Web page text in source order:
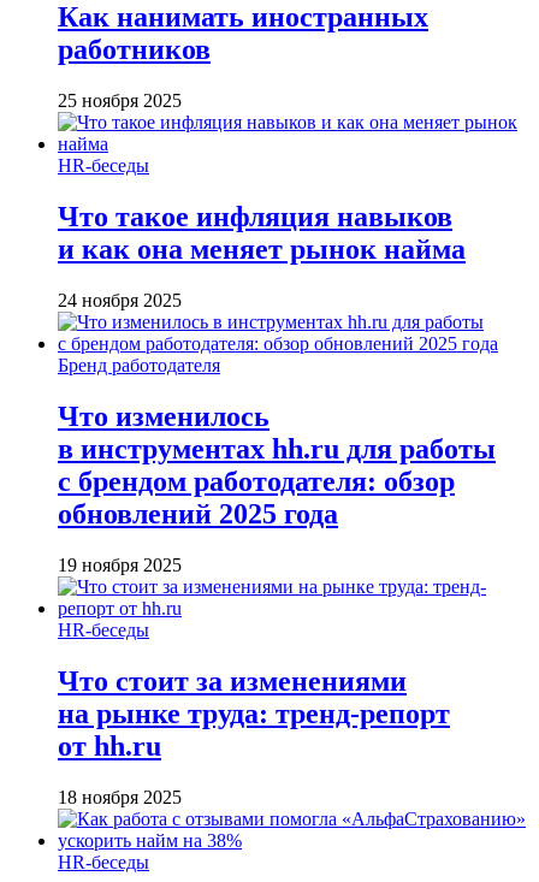
Как нанимать иностранных
работников
25 ноября 2025
HR-беседы
Что такое инфляция навыков
и как она меняет рынок найма
24 ноября 2025
Бренд работодателя
Что изменилось
в инструментах hh.ru для работы
с брендом работодателя: обзор
обновлений 2025 года
19 ноября 2025
HR-беседы
Что стоит за изменениями
на рынке труда: тренд-репорт
от hh.ru
18 ноября 2025
HR-беседы